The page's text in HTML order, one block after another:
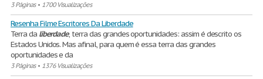
3 Páginas• 1700 Visualizações
Resenha Filme Escritores Da Liberdade
Terra da liberdade, terra das grandes oportunidades: assim é descrito os
Estados Unidos. Mas afinal, para quem é essa terra das grandes
oportunidades e da
3 Páginas• 1376 Visualizações